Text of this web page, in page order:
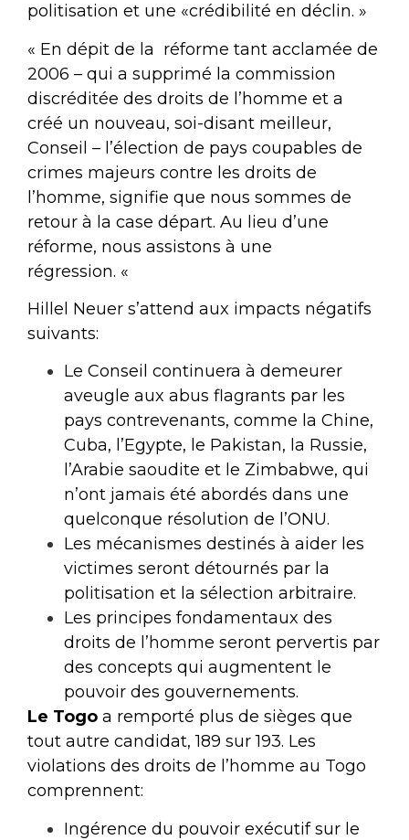
politisation et une «crédibilité en déclin. »
« En dépit de la réforme tant acclamée de
2006 – qui a supprimé la commission
discréditée des droits de l’homme et a
créé un nouveau, soi-disant meilleur,
Conseil – l’élection de pays coupables de
crimes majeurs contre les droits de
l’homme, signifie que nous sommes de
retour à la case départ. Au lieu d’une
réforme, nous assistons à une
régression. «
Hillel Neuer s’attend aux impacts négatifs
suivants:
Le Conseil continuera à demeurer
aveugle aux abus flagrants par les
pays contrevenants, comme la Chine,
Cuba, l’Egypte, le Pakistan, la Russie,
l’Arabie saoudite et le Zimbabwe, qui
n’ont jamais été abordés dans une
quelconque résolution de l’ONU.
Les mécanismes destinés à aider les
victimes seront détournés par la
politisation et la sélection arbitraire.
Les principes fondamentaux des
droits de l’homme seront pervertis par
des concepts qui augmentent le
pouvoir des gouvernements.
Le Togo a remporté plus de sièges que
tout autre candidat, 189 sur 193. Les
violations des droits de l’homme au Togo
comprennent:
Ingérence du pouvoir exécutif sur le